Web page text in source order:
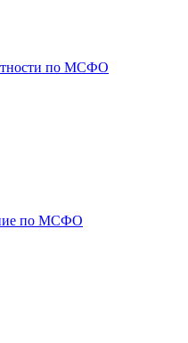
по МСФО
по МСФО